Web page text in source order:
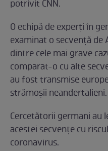
potrivit CNN.
O echipă de experți în
examinat o secvență de
dintre cele mai grave
comparat-o cu alte
au fost transmise
strămoșii neandertalieni.
Cercetătorii germani au
acestei secvențe cu
coronavirus.